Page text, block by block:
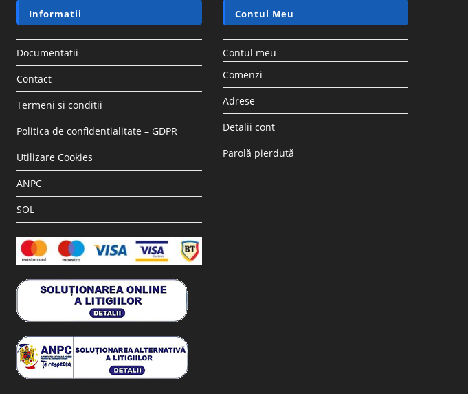
Informatii
Documentatii
Contact
Termeni si conditii
Politica de confidentialitate – GDPR
Utilizare Cookies
ANPC
SOL
Contul Meu
Contul meu
Comenzi
Adrese
Detalii cont
Parolă pierdută